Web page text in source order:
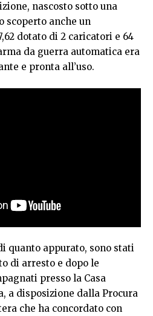
nascosto sotto una
scoperto anche un
dotato di 2 caricatori e 64
da guerra automatica era
e pronta all’uso.
quanto appurato, sono stati
di arresto e dopo le
presso la Casa
a disposizione dalla Procura
che ha concordato con